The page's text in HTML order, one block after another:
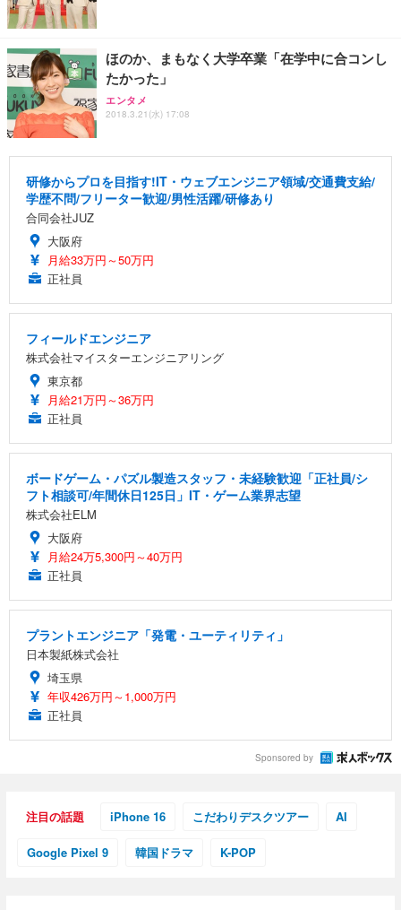
ほのか、まもなく大学卒業「在学中に合コンし
たかった」
エンタメ
2018.3.21(水) 17:08
研修からプロを目指す!IT・ウェブエンジニア領域/交通費支給/
学歴不問/フリーター歓迎/男性活躍/研修あり
合同会社JUZ
大阪府
月給33万円～50万円
正社員
フィールドエンジニア
株式会社マイスターエンジニアリング
東京都
月給21万円～36万円
正社員
ボードゲーム・パズル製造スタッフ・未経験歓迎「正社員/シ
フト相談可/年間休日125日」IT・ゲーム業界志望
株式会社ELM
大阪府
月給24万5,300円～40万円
正社員
プラントエンジニア「発電・ユーティリティ」
日本製紙株式会社
埼玉県
年収426万円～1,000万円
正社員
Sponsored by
注目の話題 iPhone 16 こだわりデスクツアー AI
Google Pixel 9 韓国ドラマ K-POP